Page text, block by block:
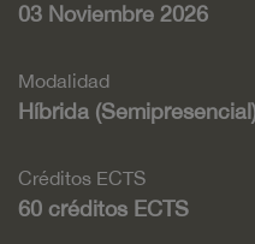
03 Noviembre 2026
Modalidad
Híbrida
Créditos ECTS
60 créditos ECTS